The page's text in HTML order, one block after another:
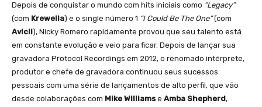
Depois de conquistar o mundo com hits iniciais como “Legacy”
(com Krewella) e o single número 1 “I Could Be The One”(com
Avicii), Nicky Romero rapidamente provou que seu talento está
em constante evolução e veio para ficar. Depois de lançar sua
gravadora Protocol Recordings em 2012, o renomado intérprete,
produtor e chefe de gravadora continuou seus sucessos
pessoais com uma série de lançamentos de alto perfil, que vão
desde colaborações com Mike Williamse Amba Shepherd,